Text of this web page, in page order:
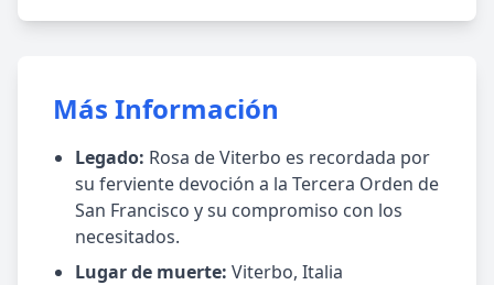
Más Información
Legado: Rosa de Viterbo es recordada por
su ferviente devoción a la Tercera Orden de
San Francisco y su compromiso con los
necesitados.
Lugar de muerte: Viterbo, Italia